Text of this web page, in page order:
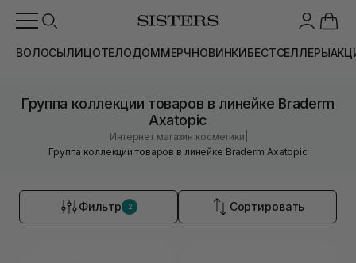
ВОЛОСЫЛИЦОТЕЛОДОММЕРЧНОВИНКИБЕСТСЕЛЛЕРЫ
Группа коллекции товаров в линейке Braderm
Axatopic
Интернет магазин косметики
Группа коллекции товаров в линейке Braderm Axatopic
Фильтр 2 Сортировать